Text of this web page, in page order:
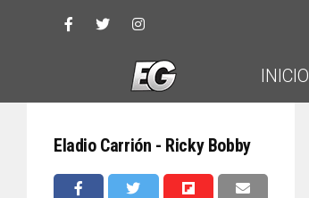
INICIO
Eladio Carrión - Ricky Bobby